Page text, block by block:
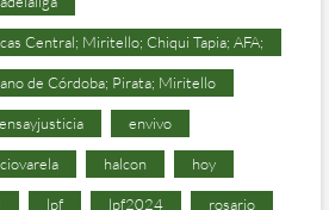
Central; Miritello; Chiqui Tapia; AFA;
de Córdoba; Pirata; Miritello
envivo
halcon hoy
lpf lpf2024 rosario